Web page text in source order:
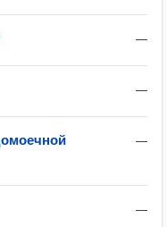
—
—
—
—